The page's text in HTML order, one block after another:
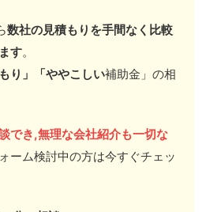
数社の見積もりを手間なく比較
す。
り」「ややこしい補助金」の相
でき,無理な会社紹介も一切な
ーム検討中の方は今すぐチェッ